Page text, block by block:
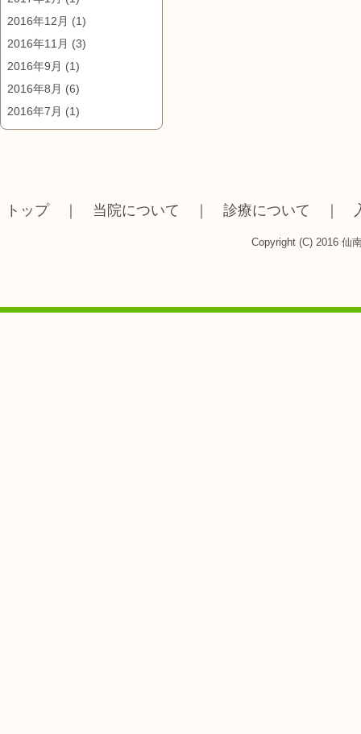
2016年12月 (1)
2016年11月 (3)
2016年9月 (1)
2016年8月 (6)
2016年7月 (1)
トップ｜ 当院について 診療について
Copyright (C) 2016 仙